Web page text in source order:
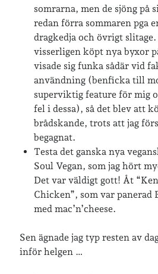
somrarna, men de sjöng på
redan förra sommaren pga
dragkedja och övrigt slitage.
visserligen köpt nya byxor
visade sig funka sådär vid
användning (benficka till
superviktig feature för mig
fel i dessa), så det blev att
brådskande, trots att jag
begagnat.
Testa det ganska nya
Soul Vegan, som jag hört
Det var väldigt gott! Åt
Chicken”, som var panerad
med mac’n’cheese.
Sen ägnade jag typ resten av
inför helgen …